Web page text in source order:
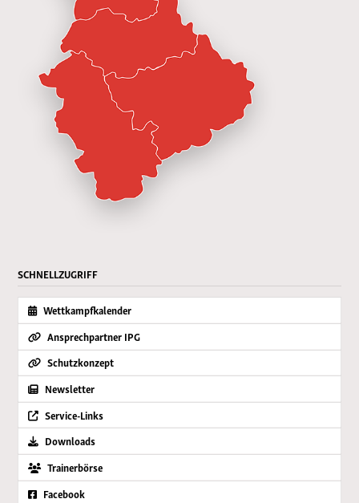
SCHNELLZUGRIFF
Wettkampfkalender
Ansprechpartner IPG
Schutzkonzept
Newsletter
Service-Links
Downloads
Trainerbörse
Facebook